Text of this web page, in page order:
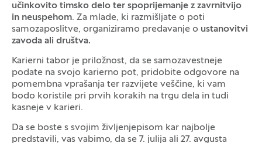
učinkovito timsko delo ter spoprijemanje z zavrnitvijo
in neuspehom. Za mlade, ki razmišljate o poti
samozaposlitve, organiziramo predavanje o ustanovitvi
zavoda ali društva.
Karierni tabor je priložnost, da se samozavestneje
podate na svojo karierno pot, pridobite odgovore na
pomembna vprašanja ter razvijete veščine, ki vam
bodo koristile pri prvih korakih na trgu dela in tudi
kasneje v karieri.
Da se boste s svojim življenjepisom kar najbolje
predstavili, vas vabimo, da se 7. julija ali 27. avgusta